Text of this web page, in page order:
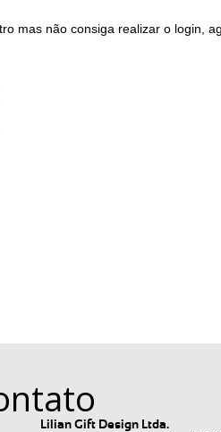
mas não consiga realizar o login,
Lilian Gift Design Ltda.